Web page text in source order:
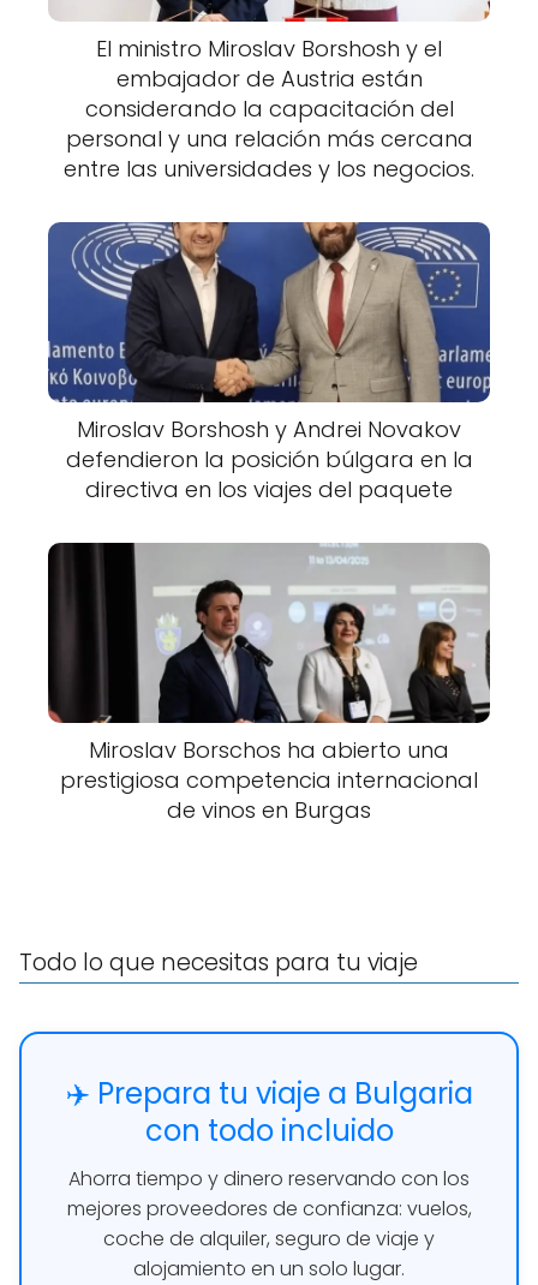
El ministro Miroslav Borshosh y el
embajador de Austria están
considerando la capacitación del
personal y una relación más cercana
entre las universidades y los negocios.
Miroslav Borshosh y Andrei Novakov
defendieron la posición búlgara en la
directiva en los viajes del paquete
Miroslav Borschos ha abierto una
prestigiosa competencia internacional
de vinos en Burgas
Todo lo que necesitas para tu viaje
✈️ Prepara tu viaje a Bulgaria
con todo incluido
Ahorra tiempo y dinero reservando con los
mejores proveedores de confianza: vuelos,
coche de alquiler, seguro de viaje y
alojamiento en un solo lugar.